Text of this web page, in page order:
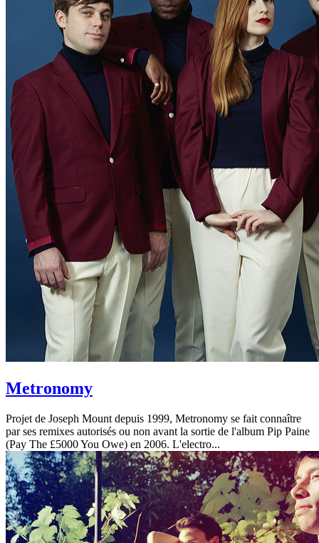
Metronomy
Projet de Joseph Mount depuis 1999, Metronomy se fait connaître
par ses remixes autorisés ou non avant la sortie de l'album Pip Paine
(Pay The £5000 You Owe) en 2006. L'electro...